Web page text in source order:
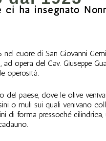
ha insegnato
nel cuore di San Giovanni
opera del Cav. Giuseppe
operosità.
del paese, dove le olive
o muli sui quali venivano
di forma pressoché